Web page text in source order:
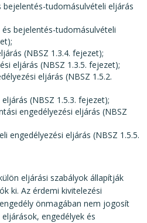
bejelentés-tudomásulvételi eljárás
bejelentés-tudomásulvételi
(NBSZ 1.3.4. fejezet);
eljárás (NBSZ 1.3.5. fejezet);
eljárás (NBSZ 1.5.2.
(NBSZ 1.5.3. fejezet);
engedélyezési eljárás (NBSZ
engedélyezési eljárás (NBSZ 1.5.5.
eljárási szabályok állapítják
ki. Az érdemi kivitelezési
önmagában nem jogosít
engedélyek és